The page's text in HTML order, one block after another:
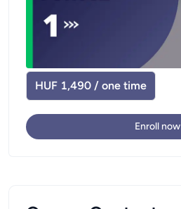
HUF 1,490 / one time
Enroll now